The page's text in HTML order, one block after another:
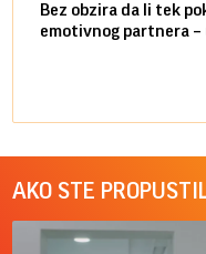
Bez obzira da li tek
emotivnog partnera
AKO STE